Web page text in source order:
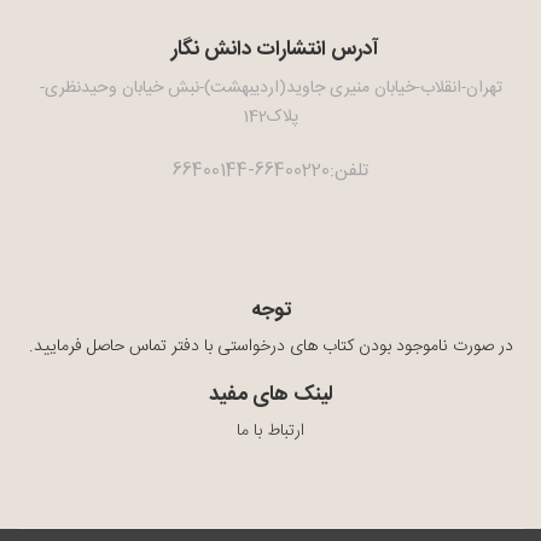
آدرس انتشارات دانش نگار
تهران-انقلاب-خیابان منیری جاوید(اردیبهشت)-نبش خیابان وحیدنظری-
پلاک142
تلفن:66400220-66400144
توجه
در صورت ناموجود بودن کتاب های درخواستی با دفتر تماس حاصل فرمایید.
لینک های مفید
ارتباط با ما